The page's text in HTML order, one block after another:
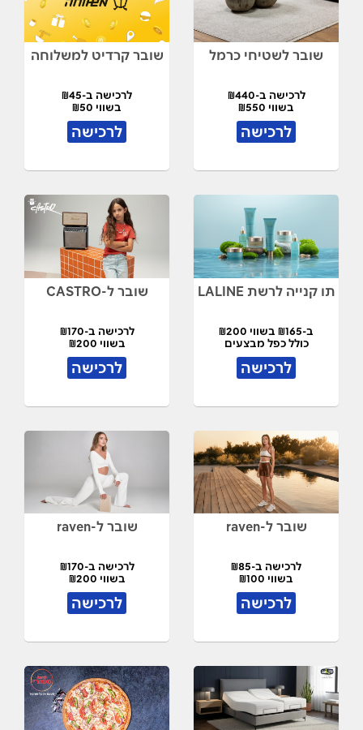
שובר לשטיחי כרמל
לרכישה ב-₪440
בשווי ₪550
לרכישה
שובר קרדיט למשלוחה
לרכישה ב-₪45
בשווי ₪50
לרכישה
תו קנייה לרשת LALINE
ב-₪165 בשווי ₪200
כולל כפל מבצעים
לרכישה
שובר ל-CASTRO
לרכישה ב-₪170
בשווי ₪200
לרכישה
שובר ל-raven
לרכישה ב-₪85
בשווי ₪100
לרכישה
שובר ל-raven
לרכישה ב-₪170
בשווי ₪200
לרכישה